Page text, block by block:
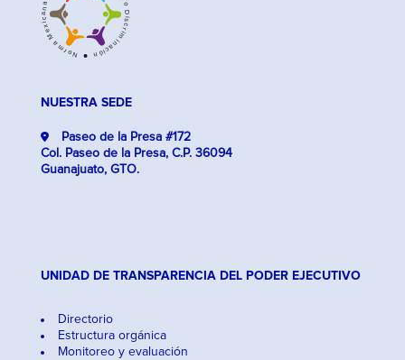
NUESTRA SEDE
Paseo de la Presa #172
Col. Paseo de la Presa, C.P. 36094
Guanajuato, GTO.
UNIDAD DE TRANSPARENCIA DEL PODER EJECUTIVO
Directorio
Estructura orgánica
Monitoreo y evaluación